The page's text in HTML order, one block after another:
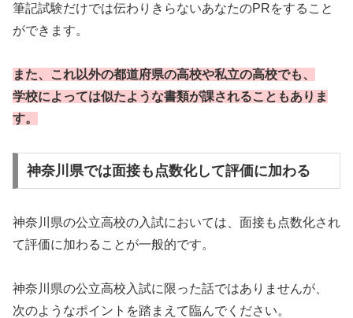
筆記試験だけでは伝わりきらないあなたのPRをすること
ができます。
また、これ以外の都道府県の高校や私立の高校でも、
学校によっては似たような書類が課されることもありま
す。
神奈川県では面接も点数化して評価に加わる
神奈川県の公立高校の入試においては、面接も点数化され
て評価に加わることが一般的です。
神奈川県の公立高校入試に限った話ではありませんが、
次のようなポイントを踏まえて臨んでください。